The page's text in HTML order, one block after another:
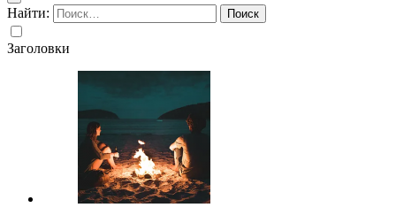
Найти:
Заголовки